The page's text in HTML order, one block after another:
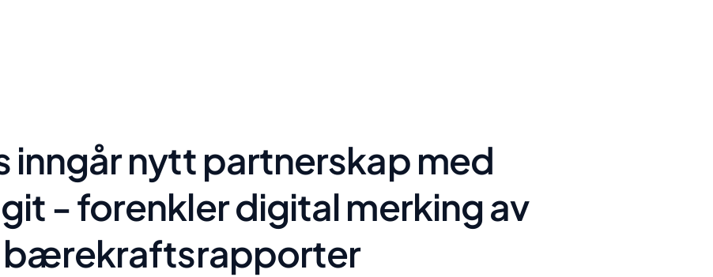
inngår nytt partnerskap med
- forenkler digital merking av
bærekraftsrapporter